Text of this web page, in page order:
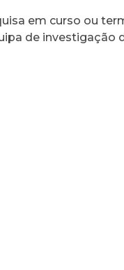
em curso ou
de investigação